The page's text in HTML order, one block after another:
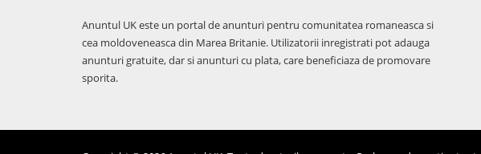
Anuntul UK este un portal de anunturi pentru comunitatea romaneasca si
cea moldoveneasca din Marea Britanie. Utilizatorii inregistrati pot adauga
anunturi gratuite, dar si anunturi cu plata, care beneficiaza de promovare
sporita.